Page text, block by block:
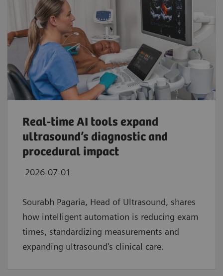
Real‑time AI tools expand
ultrasound’s diagnostic and
procedural impact
2026-07-01
Sourabh Pagaria, Head of Ultrasound, shares
how intelligent automation is reducing exam
times, standardizing measurements and
expanding ultrasound's clinical care.